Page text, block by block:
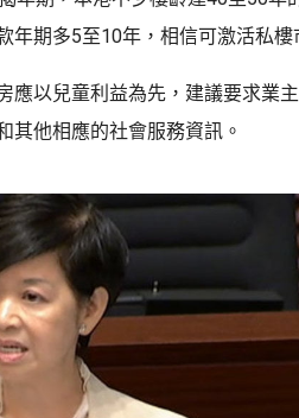
年期多5至10年，相信可激活私樓
應以兒童利益為先，建議要求業
其他相應的社會服務資訊。